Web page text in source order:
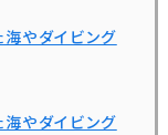
やダイビング
やダイビング